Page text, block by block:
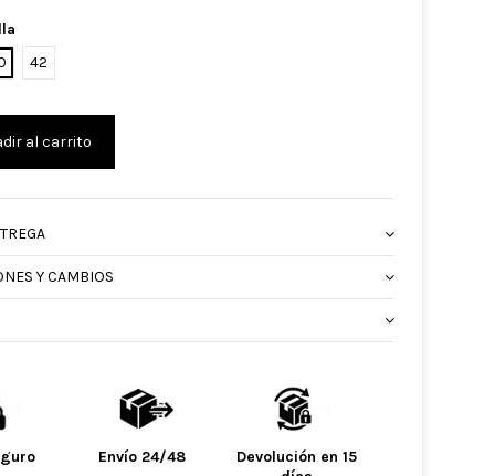
42
al carrito
Y CAMBIOS
Envío 24/48
Devolución en 15